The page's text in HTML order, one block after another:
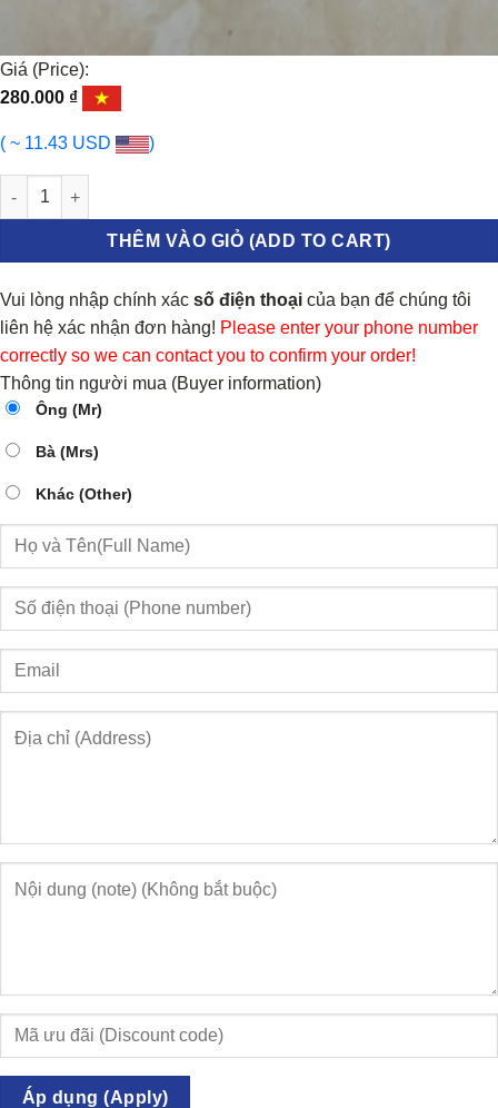
Giá (Price):
280.000 ₫
( ~ 11.43 USD )
CĂN DỌC TRỤC CƠ MAZDA 3S 2009-2012 | ZJY111SJ0 số lượng
THÊM VÀO GIỎ (ADD TO CART)
Vui lòng nhập chính xác số điện thoại của bạn để chúng tôi
liên hệ xác nhận đơn hàng! Please enter your phone number
correctly so we can contact you to confirm your order!
Thông tin người mua (Buyer information)
Ông (Mr)
Bà (Mrs)
Khác (Other)
Áp dụng (Apply)